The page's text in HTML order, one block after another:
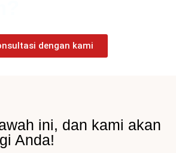
dengan kami
ini, dan kami akan
Anda!